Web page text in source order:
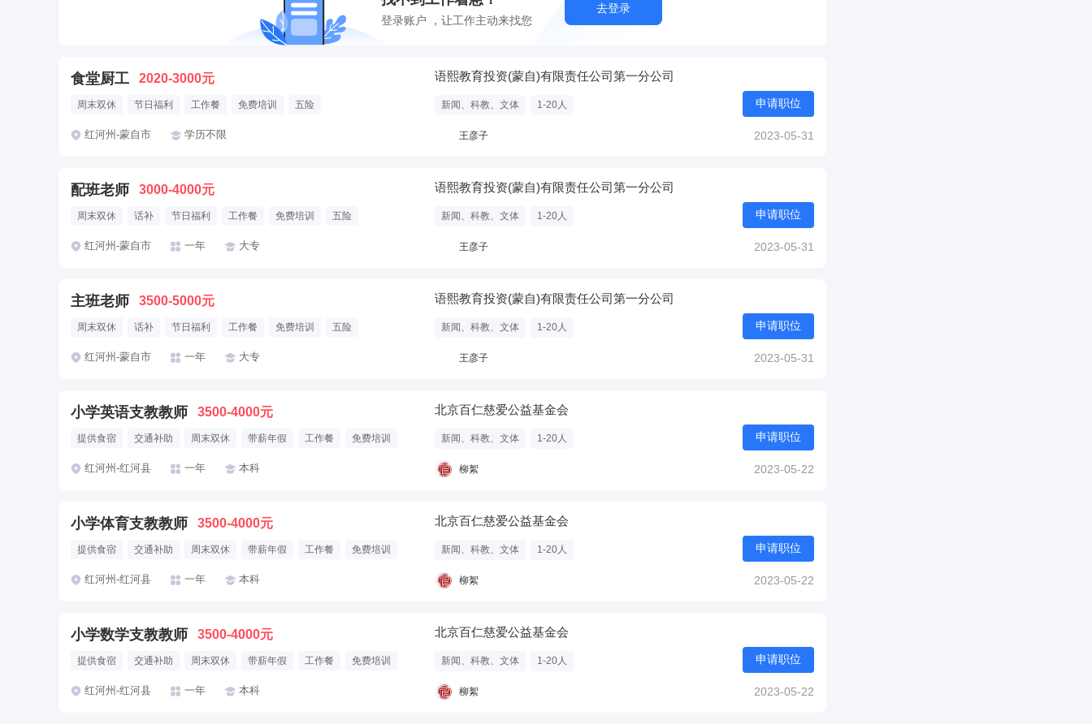
登录账户 ，让工作主动来找您
去登录
食堂厨工 2020-3000元
周末双休 节日福利 工作餐 免费培训 五险
红河州-蒙自市 学历不限
语熙教育投资(蒙自)有限责任公司第一分公司
新闻、科教、文体 1-20人 申请职位
王彦子 2023-05-31
配班老师 3000-4000元
周末双休 话补 节日福利 工作餐 免费培训 五险
红河州-蒙自市 一年 大专
语熙教育投资(蒙自)有限责任公司第一分公司
新闻、科教、文体 1-20人 申请职位
王彦子 2023-05-31
主班老师 3500-5000元
周末双休 话补 节日福利 工作餐 免费培训 五险
红河州-蒙自市 一年 大专
语熙教育投资(蒙自)有限责任公司第一分公司
新闻、科教、文体 1-20人 申请职位
王彦子 2023-05-31
小学英语支教教师 3500-4000元
提供食宿 交通补助 周末双休 带薪年假 工作餐 免费培训
红河州-红河县 一年 本科
北京百仁慈爱公益基金会
新闻、科教、文体 1-20人 申请职位
柳絮 2023-05-22
小学体育支教教师 3500-4000元
提供食宿 交通补助 周末双休 带薪年假 工作餐 免费培训
红河州-红河县 一年 本科
北京百仁慈爱公益基金会
新闻、科教、文体 1-20人 申请职位
柳絮 2023-05-22
小学数学支教教师 3500-4000元
提供食宿 交通补助 周末双休 带薪年假 工作餐 免费培训
红河州-红河县 一年 本科
北京百仁慈爱公益基金会
新闻、科教、文体 1-20人 申请职位
柳絮 2023-05-22